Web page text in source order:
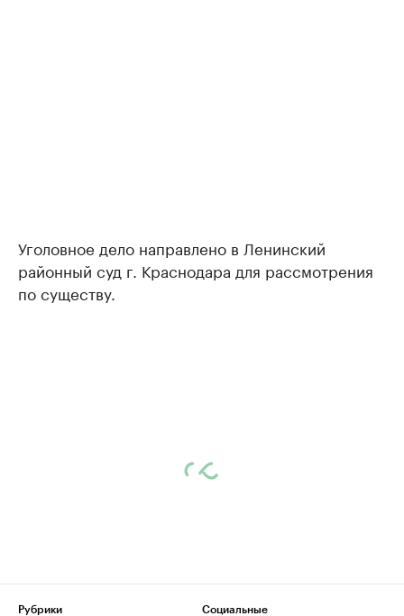
Уголовное дело направлено в Ленинский
районный суд г. Краснодара для рассмотрения
по существу.
Рубрики
Социальные